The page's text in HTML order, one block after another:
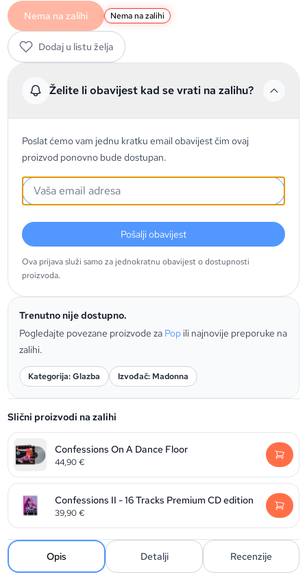
Nema na zalihi Nema na zalihi
Dodaj u listu želja
Želite li obavijest kad se vrati na zalihu?
Poslat ćemo vam jednu kratku email obavijest čim ovaj
proizvod ponovno bude dostupan.
Pošalji obavijest
Ova prijava služi samo za jednokratnu obavijest o dostupnosti
proizvoda.
Trenutno nije dostupno.
Pogledajte povezane proizvode za Pop ili najnovije preporuke na
zalihi.
Kategorija: Glazba Izvođač: Madonna
Slični proizvodi na zalihi
Confessions On A Dance Floor
44,90€
Confessions II - 16 Tracks Premium CD edition
39,90€
Opis Detalji Recenzije